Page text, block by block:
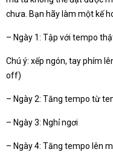
chưa. Bạn hãy làm một kế
– Ngày 1: Tập với tempo
Chú ý: xếp ngón, tay phím
off)
– Ngày 2: Tăng tempo từ
– Ngày 3: Nghỉ ngơi
– Ngày 4: Tăng tempo lên